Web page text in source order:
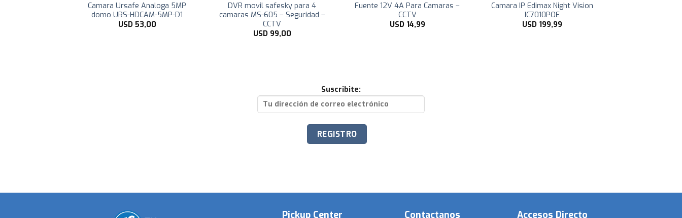
Camara Ursafe Analoga 5MP
domo URS-HDCAM-5MP-D1
USD 53,00
DVR movil safesky para 4
camaras MS-605 – Seguridad –
CCTV
USD 99,00
Fuente 12V 4A Para Camaras –
CCTV
USD 14,99
Camara IP Edimax Night Vision
IC7010POE
USD 199,99
Suscribite:
Pickup Center Contactanos Accesos Directo